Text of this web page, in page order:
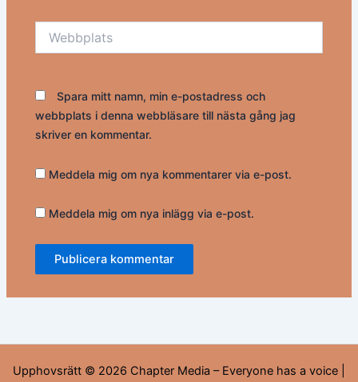
Spara mitt namn, min e-postadress och
webbplats i denna webbläsare till nästa gång jag
skriver en kommentar.
Meddela mig om nya kommentarer via e-post.
Meddela mig om nya inlägg via e-post.
Upphovsrätt © 2026 Chapter Media – Everyone has a voice |